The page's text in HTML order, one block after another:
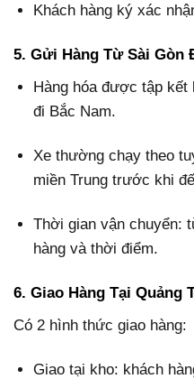
Khách hàng ký xác
5. Gửi Hàng Từ Sài Gòn
Hàng hóa được tập
đi Bắc Nam.
Xe thường chạy theo
miền Trung trước khi
Thời gian vận chuyển:
hàng và thời điểm.
6. Giao Hàng Tại Quảng
Có 2 hình thức giao hàng:
Giao tại kho: khách